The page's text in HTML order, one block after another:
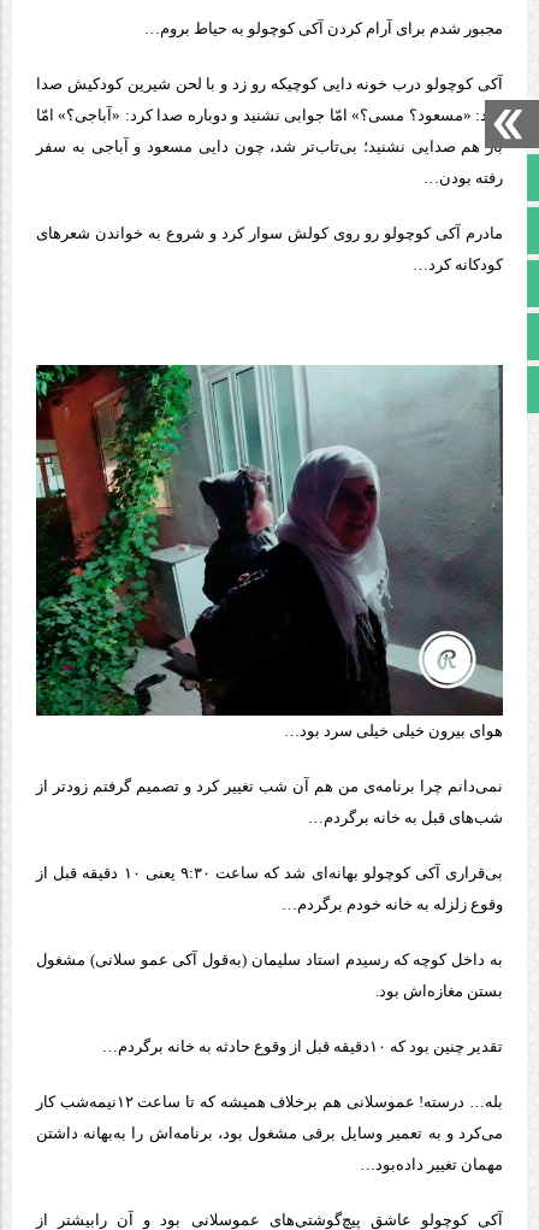
صفحه نخست
تالار گفتمان
مجوز سایت
مجبور شدم برای آرام کردن آکی کوچولو به حیاط بروم…
آکی کوچولو درب خونه دایی کوچیکه رو زد و با لحن شیرین کودکیش صدا
کرد: «مسعود؟ مسی؟» امّا جوابی نشنید و دوباره صدا کرد: «آباجی؟» امّا
باز هم صدایی نشنید؛ بی‌تاب‌تر شد، چون دایی مسعود و آباجی به سفر
رفته بودن…
مادرم آکی کوچولو رو روی کولش سوار کرد و شروع به خواندن شعرهای
کودکانه کرد…
هوای بیرون خیلی خیلی سرد بود…
نمی‌دانم‌ چرا برنامه‌ی من هم آن شب تغییر کرد و تصمیم گرفتم زودتر از
شب‌های قبل به خانه برگردم…
بی‌قراری آکی کوچولو بهانه‌ای شد که ساعت ۹:۳۰ یعنی ۱۰ دقیقه قبل از
وقوع زلزله به خانه خودم برگردم…
به داخل کوچه که رسیدم استاد سلیمان (به‌قول آکی عمو سلانی) مشغول
بستن مغازه‌اش بود.
تقدیر چنین بود که ۱۰دقیقه قبل از وقوع حادثه به خانه برگردم…
بله… درسته! عموسلانی هم برخلاف همیشه که تا ساعت ۱۲نیمه‌شب کار
می‌کرد ‌‌و به تعمیر وسایل برقی مشغول بود، برنامه‌اش را به‌بهانه داشتن
مهمان تغییر داده‌بود…
آکی کوچولو عاشق پیچ‌گوشتی‌های عموسلانی بود و آن رابیشتر از